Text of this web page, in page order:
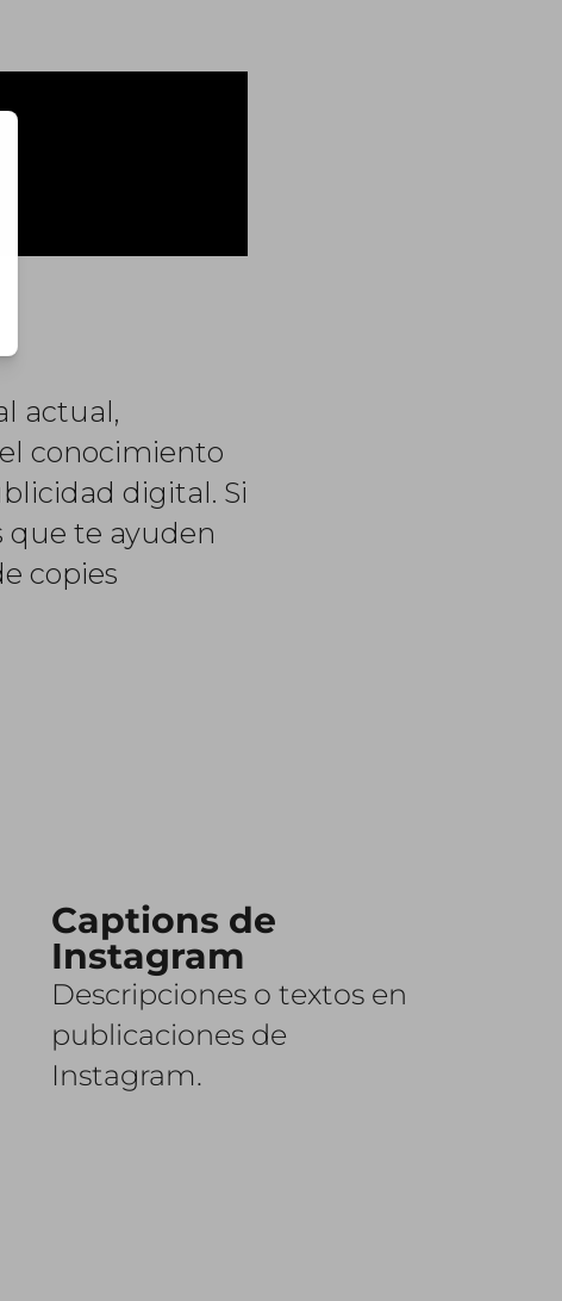
actual,
conocimiento
digital. Si
que te ayuden
copies
Captions de
Instagram
Descripciones o textos en
publicaciones de
Instagram.